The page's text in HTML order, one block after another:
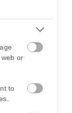
or
to